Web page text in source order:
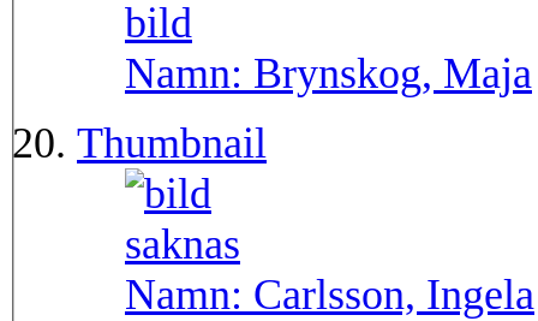
Namn: Brynskog, Maja
Thumbnail
Namn: Carlsson, Ingela